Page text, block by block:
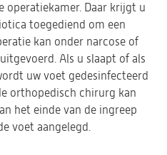
operatiekamer. Daar krijgt u
toegediend om een
kan onder narcose of
Als u slaapt of als
uw voet gedesinfecteerd
orthopedisch chirurg kan
het einde van de ingreep
voet aangelegd.